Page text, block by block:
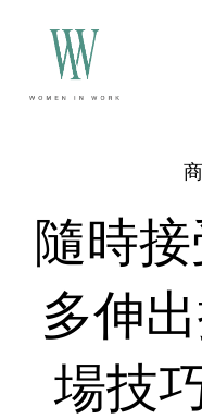
隨時接
多伸
場技